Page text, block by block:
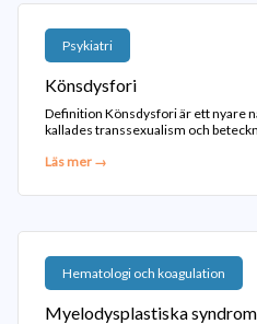
Psykiatri
Könsdysfori
Definition Könsdysfori är ett nyare
kallades transsexualism och
Läs mer →
Hematologi och koagulation
Myelodysplastiska